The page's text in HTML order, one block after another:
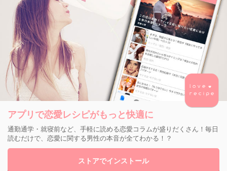
アプリで恋愛レシピがもっと快適に
通勤通学・就寝前など、手軽に読める恋愛コラムが盛りだくさん！毎日
読むだけで、恋愛に関する男性の本音が全てわかる！？
ストアでインストール